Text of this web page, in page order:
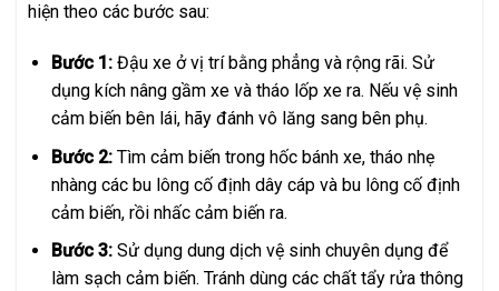
hiện theo các bước sau:
Bước 1:Đậu xe ở vị trí bằng phẳng và rộng rãi. Sử
dụng kích nâng gầm xe và tháo lốp xe ra. Nếu vệ sinh
cảm biến bên lái, hãy đánh vô lăng sang bên phụ.
Bước 2:Tìm cảm biến trong hốc bánh xe, tháo nhẹ
nhàng các bu lông cố định dây cáp và bu lông cố định
cảm biến, rồi nhấc cảm biến ra.
Bước 3:Sử dụng dung dịch vệ sinh chuyên dụng để
làm sạch cảm biến. Tránh dùng các chất tẩy rửa thông